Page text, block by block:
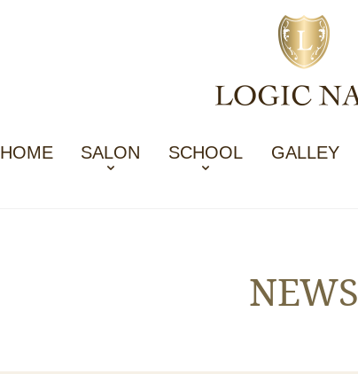
HOME SALON SCHOOL GALLEY
NEWS